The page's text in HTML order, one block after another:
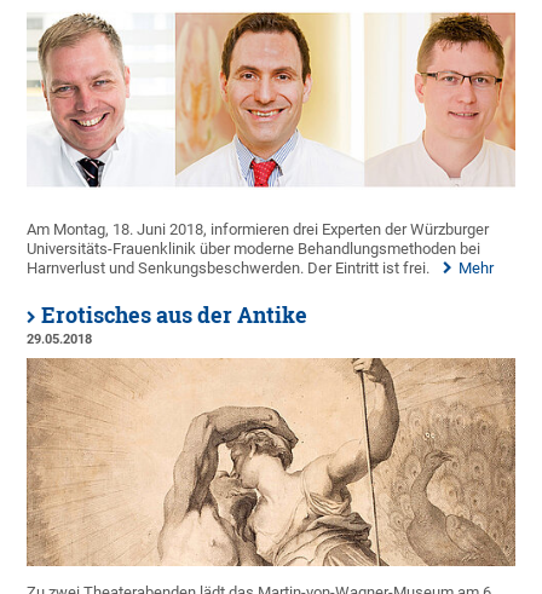
Am Montag, 18. Juni 2018, informieren drei Experten der Würzburger
Universitäts-Frauenklinik über moderne Behandlungsmethoden bei
Harnverlust und Senkungsbeschwerden. Der Eintritt ist frei.
Mehr
Erotisches aus der Antike
29.05.2018